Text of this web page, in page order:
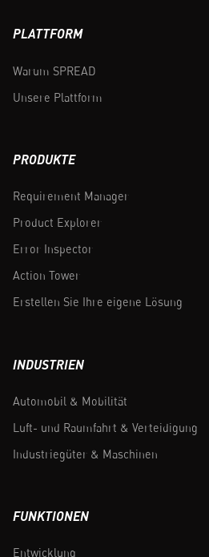
PLATTFORM
Warum SPREAD
Unsere Plattform
PRODUKTE
Requirement Manager
Product Explorer
Error Inspector
Action Tower
Erstellen Sie Ihre eigene Lösung
INDUSTRIEN
Automobil & Mobilität
Luft- und Raumfahrt & Verteidigung
Industriegüter & Maschinen
FUNKTIONEN
Entwicklung